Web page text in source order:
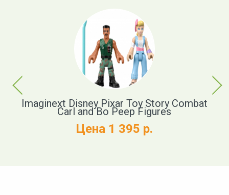
Previous
Imaginext Disney Pixar Toy Story Combat
Carl and Bo Peep Figures
Цена 1 395 р.
Next